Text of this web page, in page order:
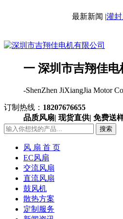
最新新闻 |灌封风
一 深圳市吉翔佳
-ShenZhen JiXiangJia Motor
订制热线： 18207676655
品质风扇| 现货直供| 免费送
搜索
风 扇 首 页
EC风扇
交流风扇
直流风扇
鼓风机
散热方案
定制服务